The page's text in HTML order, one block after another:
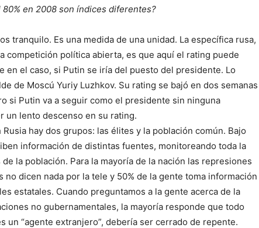
en 2008 son índices diferentes?
tranquilo. Es una medida de una unidad. La específica rusa,
competición política abierta, es que aquí el rating puede
en el caso, si Putin se iría del puesto del presidente. Lo
de Moscú Yuriy Luzhkov. Su rating se bajó en dos semanas
si Putin va a seguir como el presidente sin ninguna
un lento descenso en su rating.
hay dos grupos: las élites y la población común. Bajo
información de distintas fuentes, monitoreando toda la
la población. Para la mayoría de la nación las represiones
dicen nada por la tele y 50% de la gente toma información
estatales. Cuando preguntamos a la gente acerca de la
no gubernamentales, la mayoría responde que todo
un “agente extranjero”, debería ser cerrado de repente.